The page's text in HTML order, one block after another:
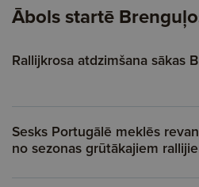
Ābols startē
Rallijkrosa atdzimšana sākas
Sesks Portugālē meklēs
no sezonas grūtākajiem